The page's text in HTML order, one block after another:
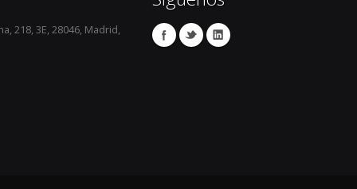
218, 3E, 28046, Madrid,